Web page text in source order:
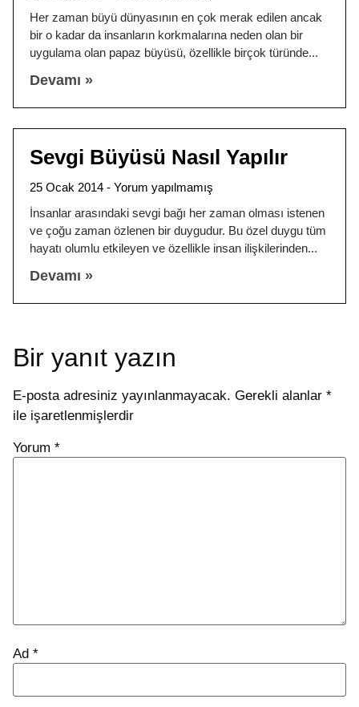
Her zaman büyü dünyasının en çok merak edilen ancak
bir o kadar da insanların korkmalarına neden olan bir
uygulama olan papaz büyüsü, özellikle birçok türünde
Devamı »
Sevgi Büyüsü Nasıl Yapılır
25 Ocak 2014
Yorum yapılmamış
İnsanlar arasındaki sevgi bağı her zaman olması istenen
ve çoğu zaman özlenen bir duygudur. Bu özel duygu tüm
hayatı olumlu etkileyen ve özellikle insan ilişkilerinden
Devamı »
Bir yanıt yazın
E-posta adresiniz yayınlanmayacak. Gerekli alanlar *
ile işaretlenmişlerdir
Yorum *
Ad *